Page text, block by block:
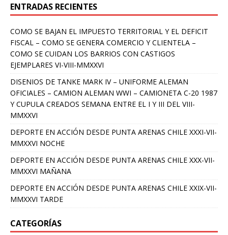
ENTRADAS RECIENTES
COMO SE BAJAN EL IMPUESTO TERRITORIAL Y EL DEFICIT
FISCAL – COMO SE GENERA COMERCIO Y CLIENTELA –
COMO SE CUIDAN LOS BARRIOS CON CASTIGOS
EJEMPLARES VI-VIII-MMXXVI
DISENIOS DE TANKE MARK IV – UNIFORME ALEMAN
OFICIALES – CAMION ALEMAN WWI – CAMIONETA C-20 1987
Y CUPULA CREADOS SEMANA ENTRE EL I Y III DEL VIII-
MMXXVI
DEPORTE EN ACCIÓN DESDE PUNTA ARENAS CHILE XXXI-VII-
MMXXVI NOCHE
DEPORTE EN ACCIÓN DESDE PUNTA ARENAS CHILE XXX-VII-
MMXXVI MAÑANA
DEPORTE EN ACCIÓN DESDE PUNTA ARENAS CHILE XXIX-VII-
MMXXVI TARDE
CATEGORÍAS